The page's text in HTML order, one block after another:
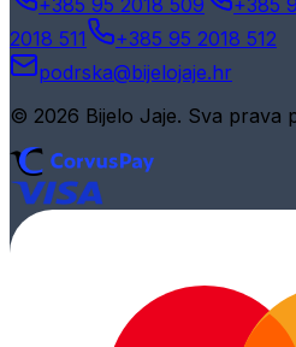
+385 95 2018 509 +385
2018 511
+385 95 2018 512
podrska@bijelojaje.hr
© 2026 Bijelo Jaje. Sva prava